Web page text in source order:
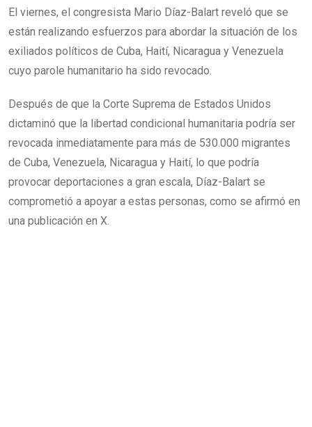
El viernes, el congresista Mario Díaz-Balart reveló que se
están realizando esfuerzos para abordar la situación de los
exiliados políticos de Cuba, Haití, Nicaragua y Venezuela
cuyo parole humanitario ha sido revocado.
Después de que la Corte Suprema de Estados Unidos
dictaminó que la libertad condicional humanitaria podría ser
revocada inmediatamente para más de 530.000 migrantes
de Cuba, Venezuela, Nicaragua y Haití, lo que podría
provocar deportaciones a gran escala, Díaz-Balart se
comprometió a apoyar a estas personas, como se afirmó en
una publicación en X.